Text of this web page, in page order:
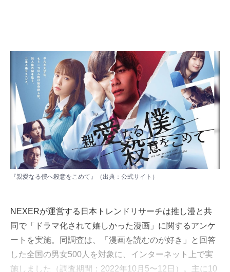
『親愛なる僕へ殺意をこめて』（出典： 公式サイト ）
NEXERが運営する日本トレンドリサーチは推し漫と共
同で「ドラマ化されて嬉しかった漫画」に関するアンケ
ートを実施。同調査は、「漫画を読むのが好き」と回答
した全国の男女500人を対象に、インターネット上で実
施しました（調査期間：2022年10月5〜12日）。主に10